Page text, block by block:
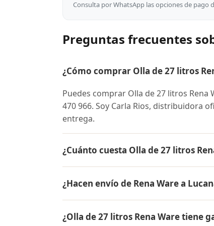
Consulta por WhatsApp las opciones de pago
Preguntas frecuentes
¿Cómo comprar Olla de 27 litros
Puedes comprar Olla de 27 litros Rena
470 966. Soy Carla Rios, distribuidora
entrega.
¿Cuánto cuesta Olla de 27 litros
conocer el precio actual, promociones
¿Hacen envío de Rena Ware a
contra entrega.
¿Olla de 27 litros Rena Ware tiene